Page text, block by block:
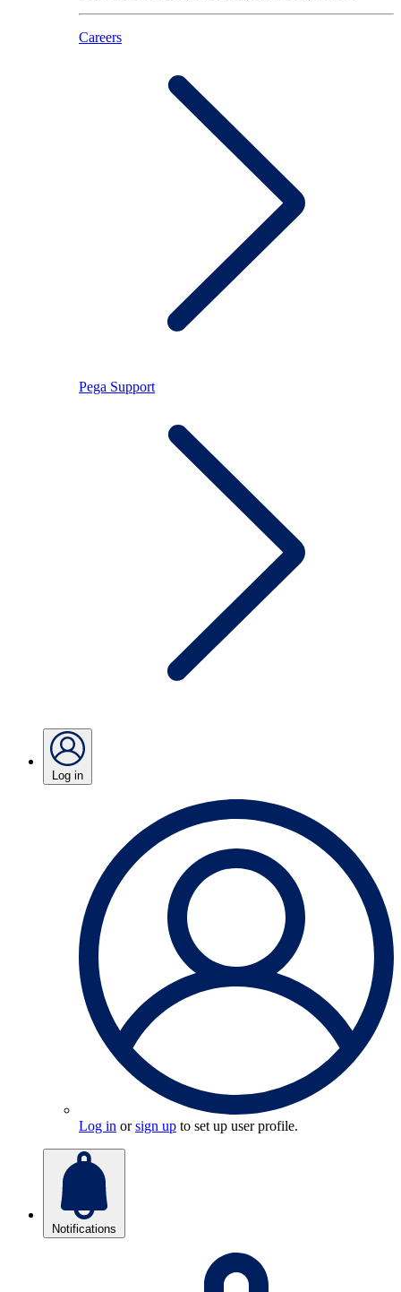
Careers
Pega Support
Log in
Log in orsign up to set up user profile.
Notifications